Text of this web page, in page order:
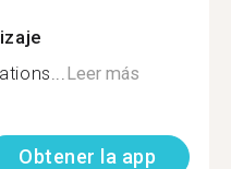
Leer más
Obtener la app